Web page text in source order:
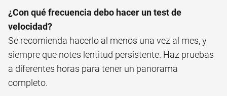
¿Con qué frecuencia debo hacer un test de
velocidad?
Se recomienda hacerlo al menos una vez al mes, y
siempre que notes lentitud persistente. Haz pruebas
a diferentes horas para tener un panorama
completo.